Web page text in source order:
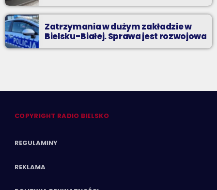
Zatrzymania w dużym zakładzie w
Bielsku-Białej. Sprawa jest rozwojowa
COPYRIGHT RADIO BIELSKO
REGULAMINY
REKLAMA